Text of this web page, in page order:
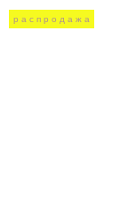
распродажа
распродажа
распродажа
распродажа
распродажа
распродажа